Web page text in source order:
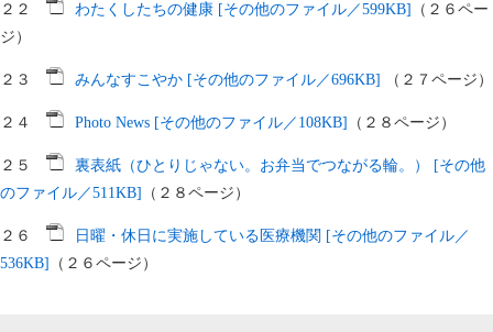
２２ わたくしたちの健康 [その他のファイル／599KB]
（２６ペー
ジ）
２３ みんなすこやか [その他のファイル／696KB] （２７ページ）
２４ Photo News [その他のファイル／108KB] （２８ページ）
２５
裏表紙（ひとりじゃない。お弁当でつながる輪。） [その他
のファイル／511KB]
（２８ページ）
２６
日曜・休日に実施している医療機関 [その他のファイル／
536KB]
（２６ページ）